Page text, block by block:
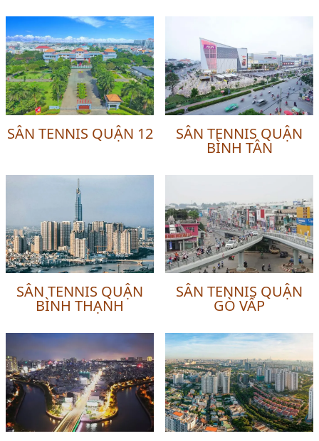
SÂN TENNIS QUẬN 12 SÂN TENNIS QUẬN
BÌNH TÂN
SÂN TENNIS QUẬN
BÌNH THẠNH
SÂN TENNIS QUẬN
GÒ VẤP